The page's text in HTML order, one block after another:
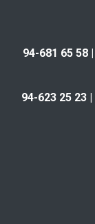
94-681 65 58 |
94-623 25 23 |